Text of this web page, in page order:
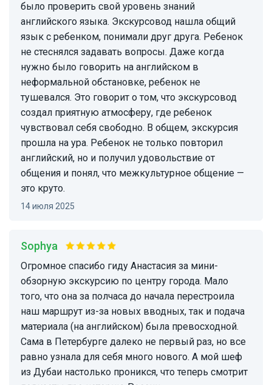
было проверить свой уровень знаний
английского языка. Экскурсовод нашла общий
язык с ребенком, понимали друг друга. Ребенок
не стеснялся задавать вопросы. Даже когда
нужно было говорить на английском в
неформальной обстановке, ребенок не
тушевался. Это говорит о том, что экскурсовод
создал приятную атмосферу, где ребенок
чувствовал себя свободно. В общем, экскурсия
прошла на ура. Ребенок не только повторил
английский, но и получил удовольствие от
общения и понял, что межкультурное общение —
это круто.
14 июля 2025
Sophya
Огромное спасибо гиду Анастасия за мини-
обзорную экскурсию по центру города. Мало
того, что она за полчаса до начала перестроила
наш маршрут из-за новых вводных, так и подача
материала (на английском) была превосходной.
Сама в Петербурге далеко не первый раз, но все
равно узнала для себя много нового. А мой шеф
из Дубаи настолько проникся, что теперь смотрит